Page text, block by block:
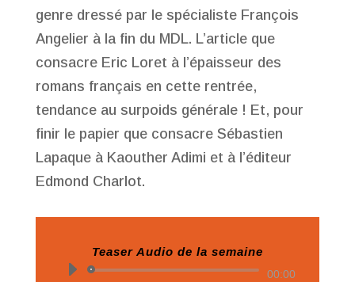
genre dressé par le spécialiste François
Angelier à la fin du MDL. L’article que
consacre Eric Loret à l’épaisseur des
romans français en cette rentrée,
tendance au surpoids générale ! Et, pour
finir le papier que consacre Sébastien
Lapaque à Kaouther Adimi et à l’éditeur
Edmond Charlot.
Teaser Audio de la semaine
Lecteur
00:00